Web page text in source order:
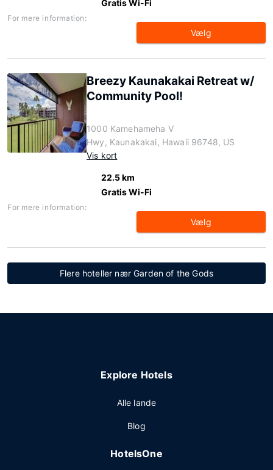
Gratis Wi-Fi
For mere information:
Vælg
Breezy Kaunakakai Retreat w/
Community Pool!
1000 Kamehameha V
Hwy, Kaunakakai, Hawaii 96748, US
Vis kort
22.5 km
Gratis Wi-Fi
For mere information:
Vælg
Flere hoteller nær Garden of the Gods
Explore Hotels
Alle lande
Blog
HotelsOne